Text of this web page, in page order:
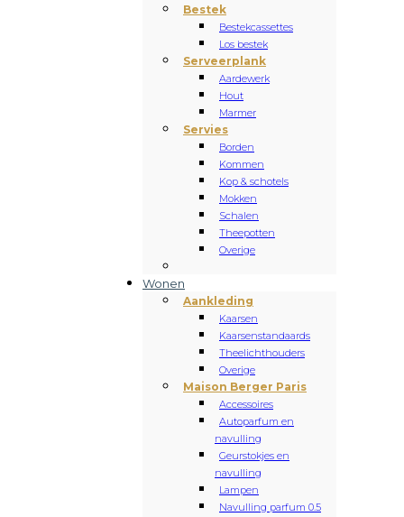
Bestek
Bestekcassettes
Los bestek
Serveerplank
Aardewerk
Hout
Marmer
Servies
Borden
Kommen
Kop & schotels
Mokken
Schalen
Theepotten
Overige
Wonen
Aankleding
Kaarsen
Kaarsenstandaards
Theelichthouders
Overige
Maison Berger Paris
Accessoires
Autoparfum en
navulling
Geurstokjes en
navulling
Lampen
Navulling parfum 0.5